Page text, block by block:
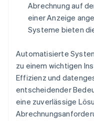
Abrechnung auf
einer Anzeige
Systeme bieten
Automatisierte
zu einem wichtigen
Effizienz und
entscheidender
eine zuverlässige